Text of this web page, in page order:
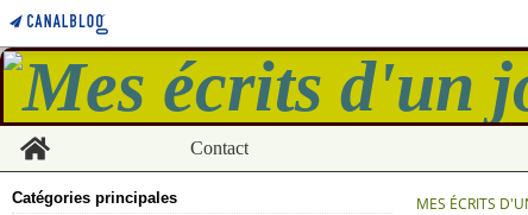
Home
Contact
Catégories principales MES ÉCRITS